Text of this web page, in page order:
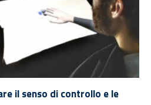
il senso di controllo e le